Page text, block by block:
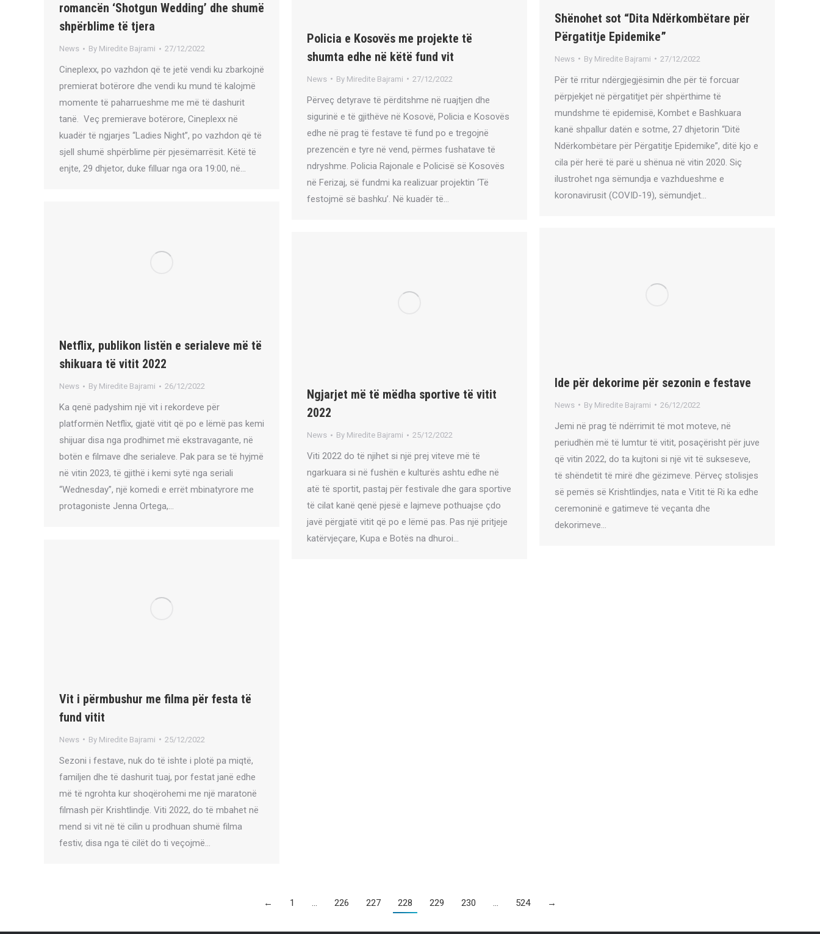
romancën ‘Shotgun Wedding’ dhe shumë
shpërblime të tjera
News By Miredite Bajrami 27/12/2022
Cineplexx, po vazhdon që te jetë vendi ku zbarkojnë
premierat botërore dhe vendi ku mund të kalojmë
momente të paharrueshme me më të dashurit
tanë. Veç premierave botërore, Cineplexx në
kuadër të ngjarjes “Ladies Night”, po vazhdon që të
sjell shumë shpërblime për pjesëmarrësit. Këtë të
enjte, 29 dhjetor, duke filluar nga ora 19:00, në…
Shënohet sot “Dita Ndërkombëtare për
Përgatitje Epidemike”
News By Miredite Bajrami 27/12/2022
Për të rritur ndërgjegjësimin dhe për të forcuar
përpjekjet në përgatitjet për shpërthime të
mundshme të epidemisë, Kombet e Bashkuara
kanë shpallur datën e sotme, 27 dhjetorin “Ditë
Ndërkombëtare për Përgatitje Epidemike”, ditë kjo e
cila për herë të parë u shënua në vitin 2020. Siç
ilustrohet nga sëmundja e vazhdueshme e
koronavirusit (COVID-19), sëmundjet…
Policia e Kosovës me projekte të
shumta edhe në këtë fund vit
News By Miredite Bajrami 27/12/2022
Përveç detyrave të përditshme në ruajtjen dhe
sigurinë e të gjithëve në Kosovë, Policia e Kosovës
edhe në prag të festave të fund po e tregojnë
prezencën e tyre në vend, përmes fushatave të
ndryshme. Policia Rajonale e Policisë së Kosovës
në Ferizaj, së fundmi ka realizuar projektin ‘Të
festojmë së bashku’. Në kuadër të…
Netflix, publikon listën e serialeve më të
shikuara të vitit 2022
News By Miredite Bajrami 26/12/2022
Ka qenë padyshim një vit i rekordeve për
platformën Netflix, gjatë vitit që po e lëmë pas kemi
shijuar disa nga prodhimet më ekstravagante, në
botën e filmave dhe serialeve. Pak para se të hyjmë
në vitin 2023, të gjithë i kemi sytë nga seriali
“Wednesday”, një komedi e errët mbinatyrore me
protagoniste Jenna Ortega,…
Ide për dekorime për sezonin e festave
News By Miredite Bajrami 26/12/2022
Jemi në prag të ndërrimit të mot moteve, në
periudhën më të lumtur të vitit, posaçërisht për juve
që vitin 2022, do ta kujtoni si një vit të sukseseve,
të shëndetit të mirë dhe gëzimeve. Përveç stolisjes
së pemës së Krishtlindjes, nata e Vitit të Ri ka edhe
ceremoninë e gatimeve të veçanta dhe
dekorimeve…
Ngjarjet më të mëdha sportive të vitit
2022
News By Miredite Bajrami 25/12/2022
Viti 2022 do të njihet si një prej viteve më të
ngarkuara si në fushën e kulturës ashtu edhe në
atë të sportit, pastaj për festivale dhe gara sportive
të cilat kanë qenë pjesë e lajmeve pothuajse çdo
javë përgjatë vitit që po e lëmë pas. Pas një pritjeje
katërvjeçare, Kupa e Botës na dhuroi…
Vit i përmbushur me filma për festa të
fund vitit
News By Miredite Bajrami 25/12/2022
Sezoni i festave, nuk do të ishte i plotë pa miqtë,
familjen dhe të dashurit tuaj, por festat janë edhe
më të ngrohta kur shoqërohemi me një maratonë
filmash për Krishtlindje. Viti 2022, do të mbahet në
mend si vit në të cilin u prodhuan shumë filma
festiv, disa nga të cilët do ti veçojmë…
← 1 … 226 227 228 229 230 … 524 →